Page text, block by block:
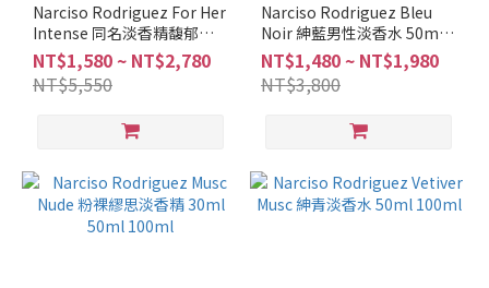
Narciso Rodriguez For Her
Intense 同名淡香精馥郁版
30ml 50ml 100ml
NT$1,580 ~ NT$2,780
NT$5,550
Narciso Rodriguez Bleu
Noir 紳藍男性淡香水 50ml
100ml
NT$1,480 ~ NT$1,980
NT$3,800